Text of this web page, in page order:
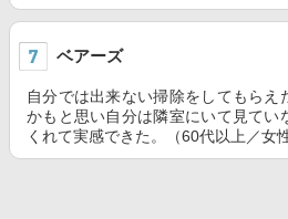
ベアーズ
自分では出来ない掃除をしてもらえ
かもと思い自分は隣室にいて見てい
くれて実感できた。（60代以上／女性